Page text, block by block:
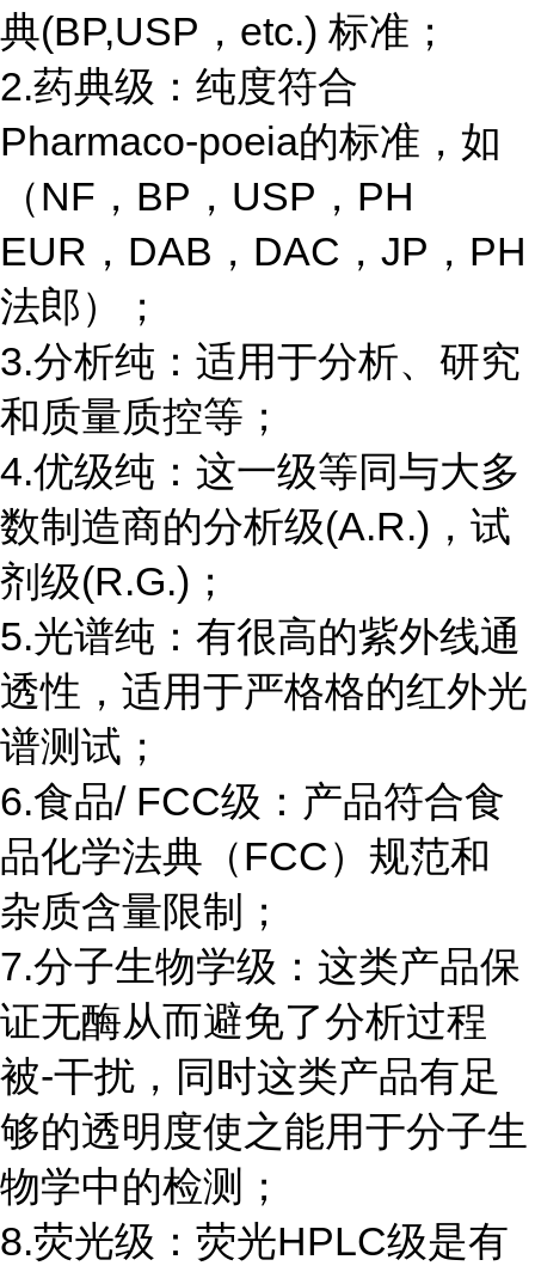
典(BP,USP，etc.) 标准；
2.药典级：纯度符合
Pharmaco-poeia的标准，如
（NF，BP，USP，PH
EUR，DAB，DAC，JP，PH
法郎）；
3.分析纯：适用于分析、研究
和质量质控等；
4.优级纯：这一级等同与大多
数制造商的分析级(A.R.)，试
剂级(R.G.)；
5.光谱纯：有很高的紫外线通
透性，适用于严格格的红外光
谱测试；
6.食品/ FCC级：产品符合食
品化学法典（FCC）规范和
杂质含量限制；
7.分子生物学级：这类产品保
证无酶从而避免了分析过程
被-干扰，同时这类产品有足
够的透明度使之能用于分子生
物学中的检测；
8.荧光级：荧光HPLC级是有